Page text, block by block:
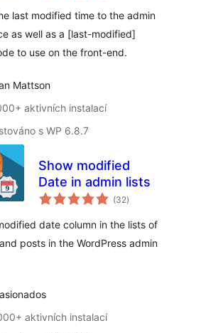
last modified time to the admin
as well as a [last-modified]
to use on the front-end.
Mattson
aktivních instalací
s WP 6.8.7
Show modified
Date in admin lists
(32celkové
hodnocení
)
date column in the lists of
posts in the WordPress admin
aktivních instalací